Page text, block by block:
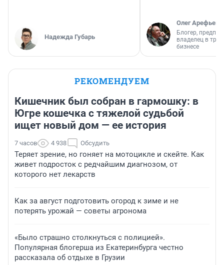
Надежда Губарь
Олег Арефьев
Блогер,
владелец в
бизнесе
РЕКОМЕНДУЕМ
Кишечник был собран в гармошку: в
Югре кошечка с тяжелой судьбой
ищет новый дом — ее история
7 часов 4 938 Обсудить
Теряет зрение, но гоняет на мотоцикле и скейте. Как
живет подросток с редчайшим диагнозом, от
которого нет лекарств
Как за август подготовить огород к зиме и не
потерять урожай — советы агронома
«Было страшно столкнуться с полицией».
Популярная блогерша из Екатеринбурга честно
рассказала об отдыхе в Грузии